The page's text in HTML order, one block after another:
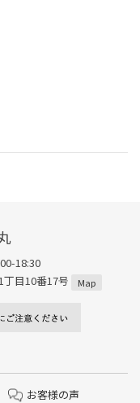
18:30
目10番17号
Map
お客様の声